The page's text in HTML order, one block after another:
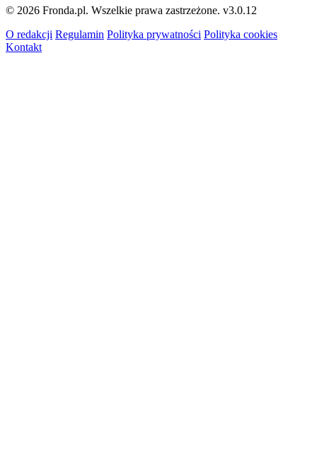
© 2026 Fronda.pl. Wszelkie prawa zastrzeżone. v3.0.12
O redakcji Regulamin Polityka prywatności Polityka cookies
Kontakt